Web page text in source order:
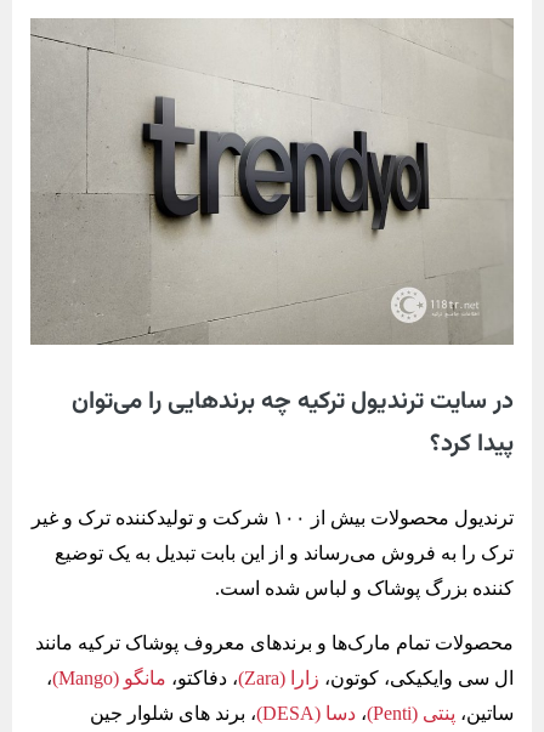
در سایت ترندیول ترکیه چه برندهایی را می‌توان
پیدا کرد؟
ترندیول محصولات بیش از ۱۰۰ شرکت و تولیدکننده ترک و غیر
ترک را به فروش می‌رساند و از این بابت تبدیل به یک توضیع
کننده بزرگ پوشاک و لباس شده است.
محصولات تمام مارک‌ها و برندهای معروف پوشاک ترکیه مانند
ال سی وایکیکی، کوتون، زارا (Zara) ، دفاکتو، مانگو (Mango)
،
ساتین، پنتی (Penti) ، دسا (DESA)
، برند های شلوار جین